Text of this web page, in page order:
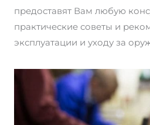
предоставят Вам любую
практические советы и
эксплуатации и уходу за